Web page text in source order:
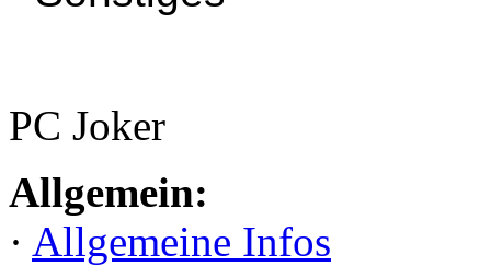
PC Joker
Allgemein:
· Allgemeine Infos